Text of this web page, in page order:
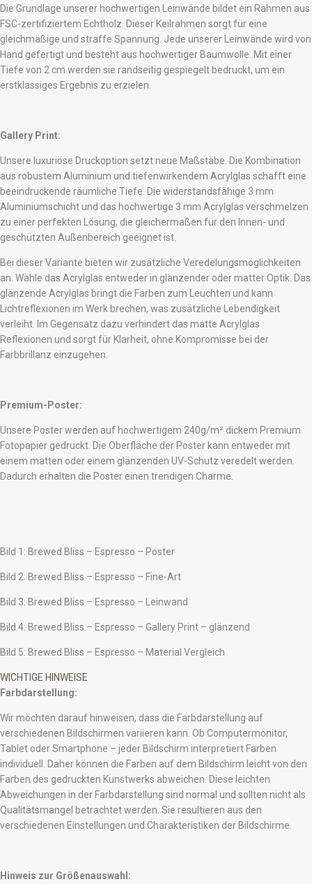
Die Grundlage unserer hochwertigen Leinwände bildet ein Rahmen aus
FSC-zertifiziertem Echtholz. Dieser Keilrahmen sorgt für eine
gleichmäßige und straffe Spannung. Jede unserer Leinwände wird von
Hand gefertigt und besteht aus hochwertiger Baumwolle. Mit einer
Tiefe von 2 cm werden sie randseitig gespiegelt bedruckt, um ein
erstklassiges Ergebnis zu erzielen.
Gallery Print:
Unsere luxuriöse Druckoption setzt neue Maßstäbe. Die Kombination
aus robustem Aluminium und tiefenwirkendem Acrylglas schafft eine
beeindruckende räumliche Tiefe. Die widerstandsfähige 3 mm
Aluminiumschicht und das hochwertige 3 mm Acrylglas verschmelzen
zu einer perfekten Lösung, die gleichermaßen für den Innen- und
geschützten Außenbereich geeignet ist.
Bei dieser Variante bieten wir zusätzliche Veredelungsmöglichkeiten
an. Wähle das Acrylglas entweder in glänzender oder matter Optik. Das
glänzende Acrylglas bringt die Farben zum Leuchten und kann
Lichtreflexionen im Werk brechen, was zusätzliche Lebendigkeit
verleiht. Im Gegensatz dazu verhindert das matte Acrylglas
Reflexionen und sorgt für Klarheit, ohne Kompromisse bei der
Farbbrillanz einzugehen.
Premium-Poster:
Unsere Poster werden auf hochwertigem 240g/m² dickem Premium
Fotopapier gedruckt. Die Oberfläche der Poster kann entweder mit
einem matten oder einem glänzenden UV-Schutz veredelt werden.
Dadurch erhalten die Poster einen trendigen Charme.
Bild 1: Brewed Bliss – Espresso – Poster
Bild 2: Brewed Bliss – Espresso – Fine-Art
Bild 3: Brewed Bliss – Espresso – Leinwand
Bild 4: Brewed Bliss – Espresso – Gallery Print – glänzend
Bild 5: Brewed Bliss – Espresso – Material Vergleich
WICHTIGE HINWEISE
Farbdarstellung:
Wir möchten darauf hinweisen, dass die Farbdarstellung auf
verschiedenen Bildschirmen variieren kann. Ob Computermonitor,
Tablet oder Smartphone – jeder Bildschirm interpretiert Farben
individuell. Daher können die Farben auf dem Bildschirm leicht von den
Farben des gedruckten Kunstwerks abweichen. Diese leichten
Abweichungen in der Farbdarstellung sind normal und sollten nicht als
Qualitätsmangel betrachtet werden. Sie resultieren aus den
verschiedenen Einstellungen und Charakteristiken der Bildschirme.
Hinweis zur Größenauswahl: